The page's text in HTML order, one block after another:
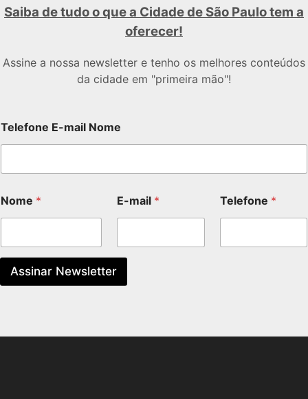
Saiba de tudo o que a Cidade de São Paulo tem a
oferecer!
Assine a nossa newsletter e tenho os melhores conteúdos
da cidade em "primeira mão"!
Telefone E-mail Nome
Nome * E-mail * Telefone *
Assinar Newsletter